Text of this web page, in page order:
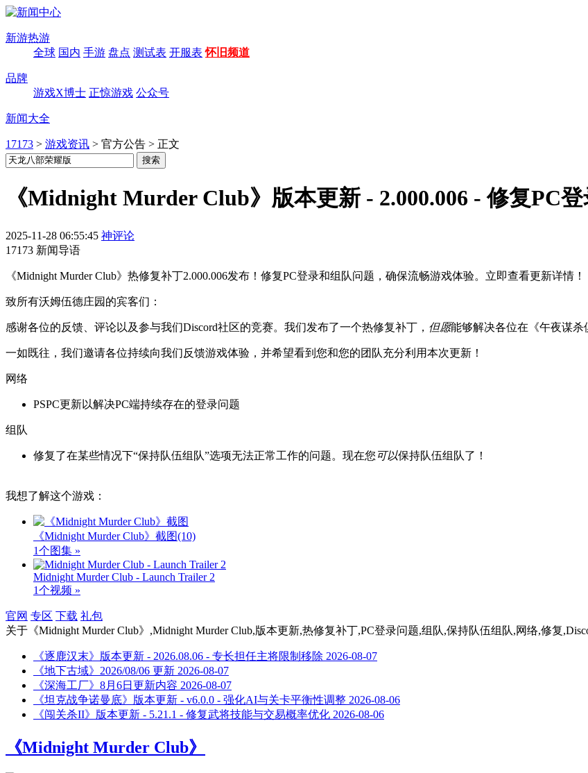
新游热游
全球 国内 手游 盘点 测试表 开服表 怀旧频道
品牌
游戏X博士 正惊游戏 公众号
新闻大全
17173 > 游戏资讯 > 官方公告 > 正文
《Midnight Murder Club》版本更新 - 2.000.006 - 修复PC
2025-11-28 06:55:45 神评论
17173 新闻导语
《Midnight Murder Club》热修复补丁2.000.006发布！修复PC登录和组队问题，确保流畅游戏体验。立即查看更新详情！
致所有沃姆伍德庄园的宾客们：
感谢各位的反馈、评论以及参与我们Discord社区的竞赛。我们发布了一个热修复补丁， 但愿能够解决各位在《午夜谋杀
一如既往，我们邀请各位持续向我们反馈游戏体验，并希望看到您和您的团队充分利用本次更新！
网络
PSPC更新以解决PC端持续存在的登录问题
组队
修复了在某些情况下“保持队伍组队”选项无法正常工作的问题。现在您 可以保持队伍组队了！
我想了解这个游戏：
《Midnight Murder Club》截图(10)
1个图集 »
Midnight Murder Club - Launch Trailer 2
1个视频 »
官网 专区 下载 礼包
关于 《Midnight Murder Club》,Midnight Murder Club,版本更新,热修复补丁,PC登录问题,组队,保持队伍组队,网络,修复
《逐鹿汉末》版本更新 - 2026.08.06 - 专长担任主将限制移除 2026-08-07
《地下古域》2026/08/06 更新 2026-08-07
《深海工厂》8月6日更新内容 2026-08-07
《坦克战争诺曼底》版本更新 - v6.0.0 - 强化AI与关卡平衡性调整 2026-08-06
《闯关杀II》版本更新 - 5.21.1 - 修复武将技能与交易概率优化 2026-08-06
《Midnight Murder Club》